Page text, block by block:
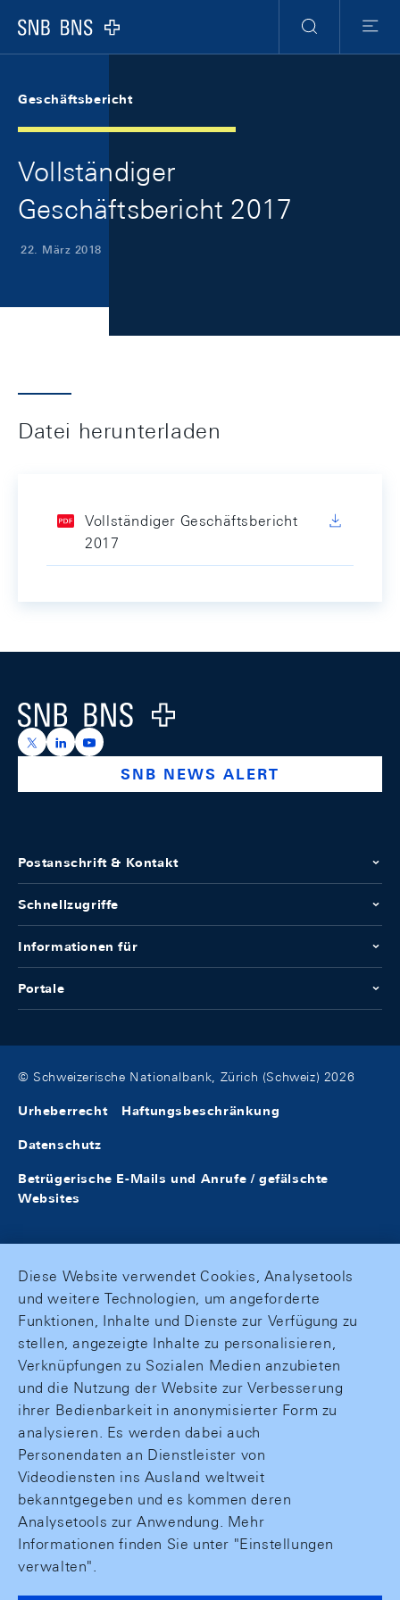
Logo
Suche
Menu
Geschäftsbericht
Vollständiger
Geschäftsbericht 2017
22. März 2018
Datei herunterladen
Vollständiger Geschäftsbericht
2017
Logo
https://x.com/snb_bns
https://ch.linkedin.com/company/swiss-national-
https://www.youtube.com/@swissnationalbank
SNB NEWS ALERT
Postanschrift & Kontakt
Schnellzugriffe
Informationen für
Portale
© Schweizerische Nationalbank, Zürich (Schweiz) 2026
Urheberrecht Haftungsbeschränkung
Datenschutz
Betrügerische E-Mails und Anrufe / gefälschte
Websites
Diese Website verwendet Cookies, Analysetools
und weitere Technologien, um angeforderte
Funktionen, Inhalte und Dienste zur Verfügung zu
stellen, angezeigte Inhalte zu personalisieren,
Verknüpfungen zu Sozialen Medien anzubieten
und die Nutzung der Website zur Verbesserung
ihrer Bedienbarkeit in anonymisierter Form zu
analysieren. Es werden dabei auch
Personendaten an Dienstleister von
Videodiensten ins Ausland weltweit
bekanntgegeben und es kommen deren
Analysetools zur Anwendung. Mehr
Informationen finden Sie unter "Einstellungen
verwalten".